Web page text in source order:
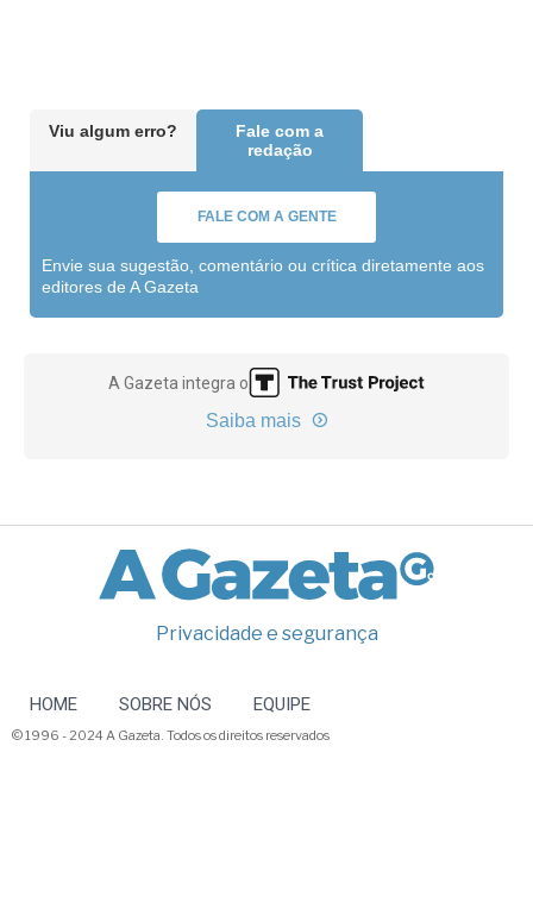
Viu algum erro?
Fale com a
redação
FALE COM A GENTE
Envie sua sugestão, comentário ou crítica diretamente aos
editores de A Gazeta
A Gazeta integra o
Saiba mais
Privacidade e segurança
HOME SOBRE NÓS EQUIPE
© 1996 - 2024 A Gazeta. Todos os direitos reservados